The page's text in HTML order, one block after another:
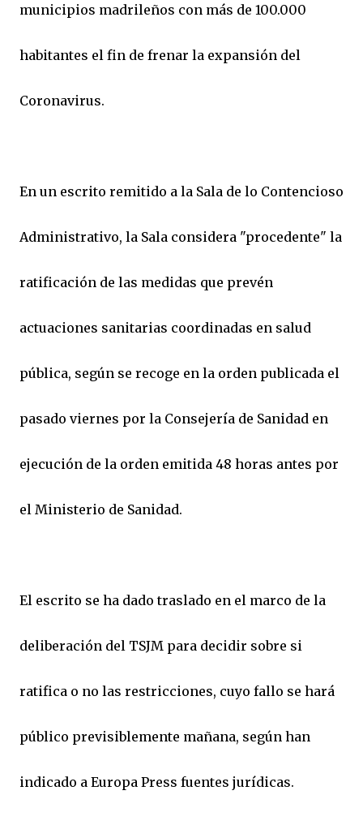
municipios madrileños con más de 100.000
habitantes el fin de frenar la expansión del
Coronavirus.
En un escrito remitido a la Sala de lo Contencioso
Administrativo, la Sala considera "procedente" la
ratificación de las medidas que prevén
actuaciones sanitarias coordinadas en salud
pública, según se recoge en la orden publicada el
pasado viernes por la Consejería de Sanidad en
ejecución de la orden emitida 48 horas antes por
el Ministerio de Sanidad.
El escrito se ha dado traslado en el marco de la
deliberación del TSJM para decidir sobre si
ratifica o no las restricciones, cuyo fallo se hará
público previsiblemente mañana, según han
indicado a Europa Press fuentes jurídicas.